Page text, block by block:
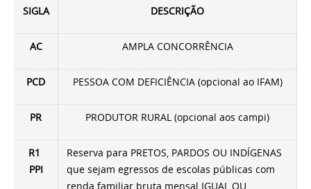
SIGLA DESCRIÇÃO
AC AMPLA CONCORRÊNCIA
PCD PESSOA COM DEFICIÊNCIA (opcional ao IFAM)
PR PRODUTOR RURAL (opcional aos campi)
R1
PPI
Reserva para PRETOS, PARDOS OU INDÍGENAS
que sejam egressos de escolas públicas com
renda familiar bruta mensal IGUAL OU